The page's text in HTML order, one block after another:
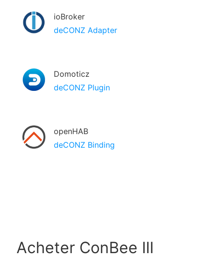
ioBroker
deCONZ Adapter
Domoticz
deCONZ Plugin
openHAB
deCONZ Binding
Acheter ConBee III